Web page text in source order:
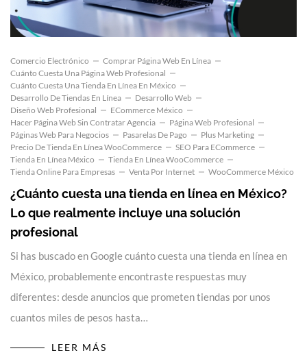
Comercio Electrónico
Comprar Página Web En Línea
Cuánto Cuesta Una Página Web Profesional
Cuánto Cuesta Una Tienda En Línea En México
Desarrollo De Tiendas En Línea
Desarrollo Web
Diseño Web Profesional
ECommerce México
Hacer Página Web Sin Contratar Agencia
Página Web Profesional
Páginas Web Para Negocios
Pasarelas De Pago
Plus Marketing
Precio De Tienda En Línea WooCommerce
SEO Para ECommerce
Tienda En Línea México
Tienda En Línea WooCommerce
Tienda Online Para Empresas
Venta Por Internet WooCommerce México
¿Cuánto cuesta una tienda en línea en México?
Lo que realmente incluye una solución
profesional
Si has buscado en Google cuánto cuesta una tienda en línea en
México, probablemente encontraste respuestas muy
diferentes: desde anuncios que prometen tiendas por unos
cuantos miles de pesos hasta…
LEER MÁS